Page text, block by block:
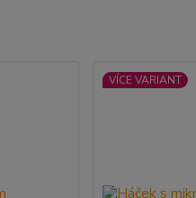
VÍCE VARIANT